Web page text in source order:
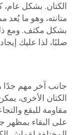
الكتان. بشكل عام،
متانته، وهو ما
بشكل مكثف. ومع
صلبًا، لذا عليك
جانب آخر مهم
الكتان الأخرى،
مقاومة للبقع
على البقاء بمظهر